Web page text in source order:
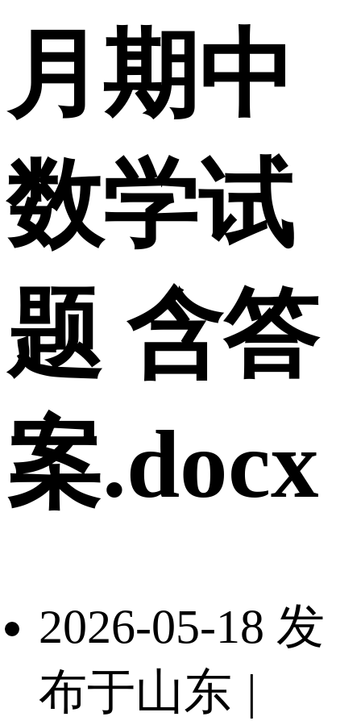
月期中
数学试
题 含答
案.docx
2026-05-18 发
布于山东 |